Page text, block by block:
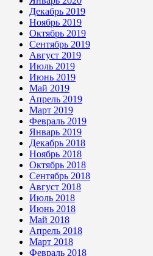
Декабрь 2019
Ноябрь 2019
Октябрь 2019
Сентябрь 2019
Август 2019
Июль 2019
Июнь 2019
Май 2019
Апрель 2019
Март 2019
Февраль 2019
Январь 2019
Декабрь 2018
Ноябрь 2018
Октябрь 2018
Сентябрь 2018
Август 2018
Июль 2018
Июнь 2018
Май 2018
Апрель 2018
Март 2018
Февраль 2018